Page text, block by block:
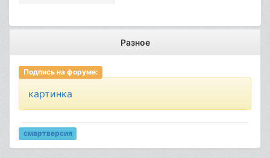
Разное
Подпись на форуме:
картинка
смартверсия